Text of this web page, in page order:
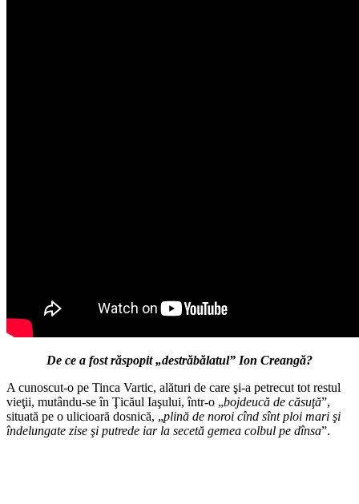
De ce a fost răspopit „destrăbălatul” Ion Creangă?
A cunoscut-o pe Tinca Vartic, alături de care şi-a petrecut tot restul
vieţii, mutându-se în Ţicăul Iaşului, într-o „bojdeucă de căsuţă”,
situată pe o ulicioară dosnică, „plină de noroi cînd sînt ploi mari şi
îndelungate zise şi putrede iar la secetă gemea colbul pe dînsa”.